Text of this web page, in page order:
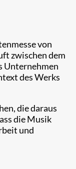
von
zwischen dem
Unternehmen
des Werks
die daraus
die Musik
und